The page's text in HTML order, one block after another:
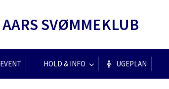
AARS SVØMMEKLUB
EVENT HOLD & INFO UGEPLAN